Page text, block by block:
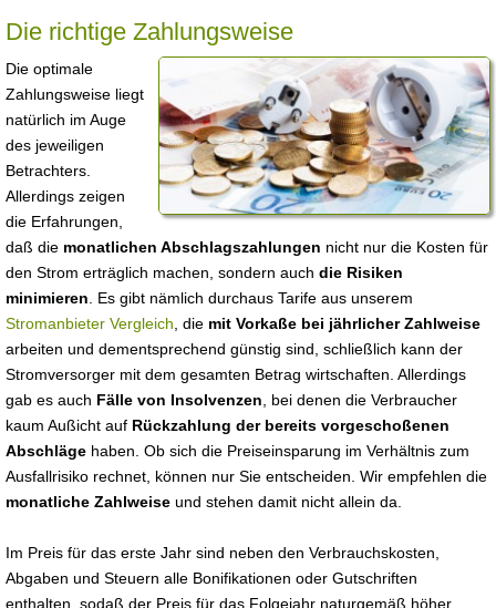
Die richtige Zahlungsweise
Die optimale
Zahlungsweise liegt
natürlich im Auge
des jeweiligen
Betrachters.
Allerdings zeigen
die Erfahrungen,
daß die monatlichen Abschlagszahlungen nicht nur die Kosten für
den Strom erträglich machen, sondern auch die Risiken
minimieren . Es gibt nämlich durchaus Tarife aus unserem
Stromanbieter Vergleich , die mit Vorkaße bei jährlicher Zahlweise
arbeiten und dementsprechend günstig sind, schließlich kann der
Stromversorger mit dem gesamten Betrag wirtschaften. Allerdings
gab es auch Fälle von Insolvenzen , bei denen die Verbraucher
kaum Außicht auf Rückzahlung der bereits vorgeschoßenen
Abschläge haben. Ob sich die Preiseinsparung im Verhältnis zum
Ausfallrisiko rechnet, können nur Sie entscheiden. Wir empfehlen die
monatliche Zahlweise und stehen damit nicht allein da.
Im Preis für das erste Jahr sind neben den Verbrauchskosten,
Abgaben und Steuern alle Bonifikationen oder Gutschriften
enthalten, sodaß der Preis für das Folgejahr naturgemäß höher